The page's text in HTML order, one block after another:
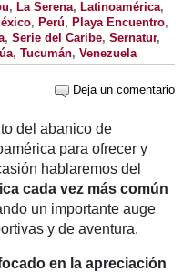
, La Serena, Latinoamérica,
, Perú, Playa Encuentro,
, Serie del Caribe, Sernatur,
, Tucumán, Venezuela
Deja un comentario
del abanico de
para ofrecer y
hablaremos del
cada vez más común
un importante auge
y de aventura.
en la apreciación